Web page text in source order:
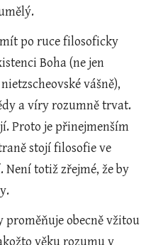
po ruce filosoficky
Boha (ne jen
vášně),
a víry rozumně trvat.
Proto je přinejmenším
stojí filosofie ve
Není totiž zřejmé, že by
proměňuje obecně vžitou
věku rozumu v